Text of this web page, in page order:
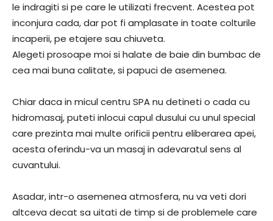
le indragiti si pe care le utilizati frecvent. Acestea pot
inconjura cada, dar pot fi amplasate in toate colturile
incaperii, pe etajere sau chiuveta.
Alegeti prosoape moi si halate de baie din bumbac de
cea mai buna calitate, si papuci de asemenea.
Chiar daca in micul centru SPA nu detineti o cada cu
hidromasaj, puteti inlocui capul dusului cu unul special
care prezinta mai multe orificii pentru eliberarea apei,
acesta oferindu-va un masaj in adevaratul sens al
cuvantului.
Asadar, intr-o asemenea atmosfera, nu va veti dori
altceva decat sa uitati de timp si de problemele care